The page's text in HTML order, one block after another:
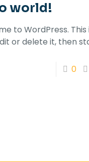
world!
to WordPress.
or delete it, then
0